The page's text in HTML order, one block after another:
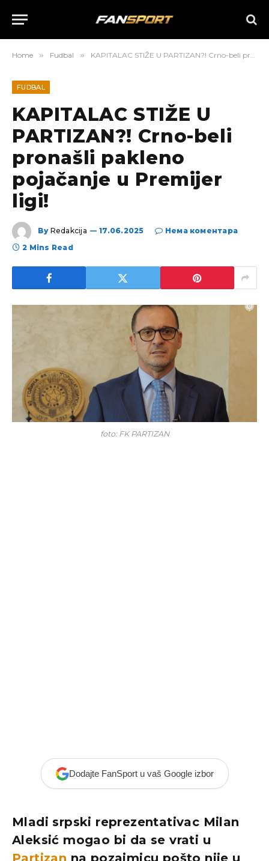
Home » Fudbal » KAPITALAC STIŽE U PARTIZAN?! Crno-beli pronašli pakleno pojačanje u Premijer ligi!
FUDBAL
KAPITALAC STIŽE U
PARTIZAN?! Crno-beli
pronašli pakleno
pojačanje u Premijer
ligi!
By Redakcija 17.06.2025
Нема коментара
2 Mins Read
foto: FK PARTIZAN
Dodajte FanSport u vaš Google izbor
Mladi srpski reprezentativac Milan
Aleksić mogao bi da se vrati u